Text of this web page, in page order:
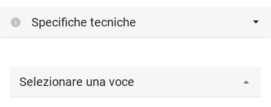
Specifiche tecniche
Selezionare una voce